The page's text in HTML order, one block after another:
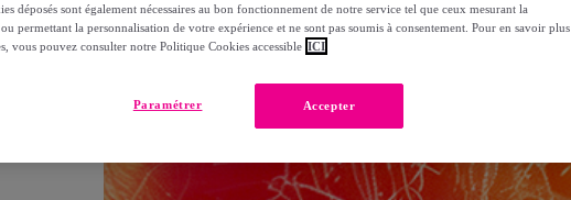
déposés sont également nécessaires au bon fonctionnement de notre service tel que ceux mesurant la
permettant la personnalisation de votre expérience et ne sont pas soumis à consentement. Pour en savoir plus
vous pouvez consulter notre Politique Cookies accessible ICI
Accepter
Paramétrer